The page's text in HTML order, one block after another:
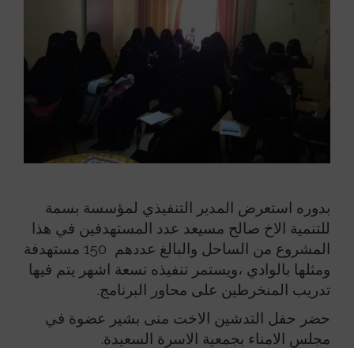
بدوره استعرض المدير التنفيذي لمؤسسة بسمة
للتنمية الاخ صالح مسيعد عدد المستهدفين في هذا
المشروع من الساحل والبالغ عددهم 150 مستهدفة
ومثلها بالوادي ،ويستمر تنفيذه تسعة اشهر يتم فيها
تدريب المنخرطين على محاور البرنامج.
حضر حفل التدشين الاخت منى بشير عضوة في
مجلس الامناء بجمعية الاسرة السعيدة.